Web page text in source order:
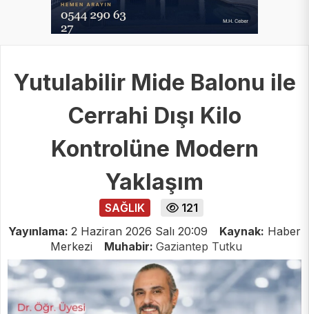
Yutulabilir Mide Balonu ile
Cerrahi Dışı Kilo
Kontrolüne Modern
Yaklaşım
SAĞLIK
121
Yayınlama: 2 Haziran 2026 Salı 20:09 Kaynak: Haber
Merkezi
Muhabir: Gaziantep Tutku